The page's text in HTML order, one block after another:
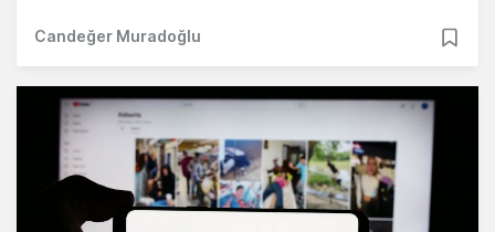
Candeğer Muradoğlu